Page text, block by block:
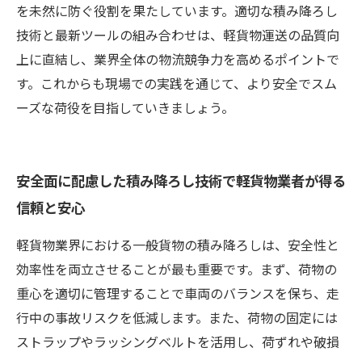
を未然に防ぐ役割を果たしています。適切な積み降ろし
技術と最新ツールの組み合わせは、軽貨物運送の品質向
上に直結し、業界全体の物流競争力を高めるポイントで
す。これからも現場での実践を通じて、より安全でスム
ーズな荷役を目指していきましょう。
安全面に配慮した積み降ろし技術で軽貨物業者が得る
信頼と安心
軽貨物業界における一般貨物の積み降ろしは、安全性と
効率性を両立させることが最も重要です。まず、荷物の
重心を適切に管理することで車両のバランスを保ち、走
行中の事故リスクを低減します。また、荷物の固定には
ストラップやラッシングベルトを活用し、荷ずれや破損